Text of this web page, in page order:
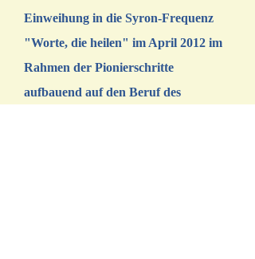
Einweihung in die Syron-Frequenz
"Worte, die heilen" im April 2012 im
Rahmen der Pionierschritte
aufbauend auf den Beruf des